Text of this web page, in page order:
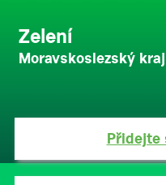
Zelení
Moravskoslezský kraj
Přidejte